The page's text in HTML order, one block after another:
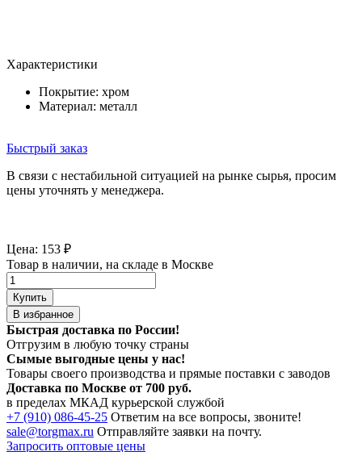
Характеристики
Покрытие: хром
Материал: металл
Быстрый заказ
В связи с нестабильной ситуацией на рынке сырья, просим
цены уточнять у менеджера.
Цена: 153 ₽
Товар в наличии, на складе в Москве
Купить
В избранное
Быстрая доставка по России!
Отгрузим в любую точку страны
Сымые выгодные цены у нас!
Товары своего производства и прямые поставки с заводов
Доставка по Москве от 700 руб.
в пределах МКАД курьерской службой
+7 (910) 086-45-25 Ответим на все вопросы, звоните!
sale@torgmax.ru Отправляйте заявки на почту.
Запросить оптовые цены